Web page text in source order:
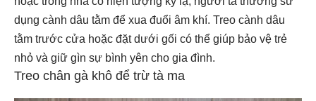
dụng cành dâu tằm để xua đuổi âm khí. Treo cành dâu
tằm trước cửa hoặc đặt dưới gối có thể giúp bảo vệ trẻ
nhỏ và giữ gìn sự bình yên cho gia đình.
Treo chân gà khô để trừ tà ma